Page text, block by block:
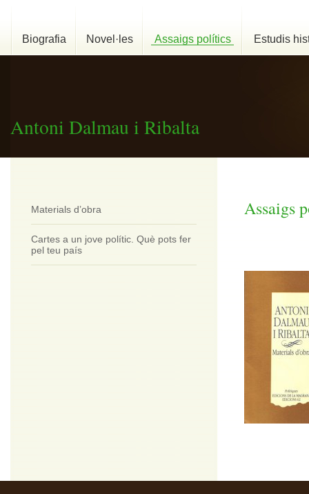
Biografia Novel·les Assaigs polítics Estudis
Antoni Dalmau i Ribalta
Materials d’obra
Cartes a un jove polític. Què pots fer
pel teu país
Assaigs